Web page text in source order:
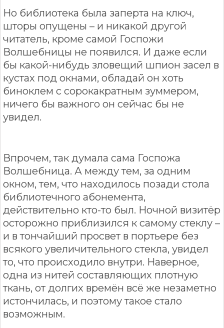
Но библиотека была заперта на ключ,
шторы опущены – и никакой другой
читатель, кроме самой Госпожи
Волшебницы не появился. И даже если
бы какой-нибудь зловещий шпион засел в
кустах под окнами, обладай он хоть
биноклем с сорокакратным зуммером,
ничего бы важного он сейчас бы не
увидел.
Впрочем, так думала сама Госпожа
Волшебница. А между тем, за одним
окном, тем, что находилось позади стола
библиотечного абонемента,
действительно кто-то был. Ночной визитёр
осторожно приблизился к самому стеклу –
и в тончайший просвет в портьере без
всякого увеличительного стекла, увидел
то, что происходило внутри. Наверное,
одна из нитей составляющих плотную
ткань, от долгих времён всё же незаметно
истончилась, и поэтому такое стало
возможным.